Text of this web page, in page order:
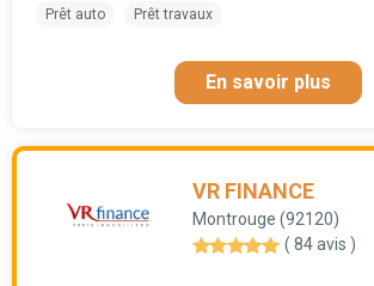
Prêt auto Prêt travaux
En savoir plus
VR FINANCE
Montrouge (92120)
( 84 avis )